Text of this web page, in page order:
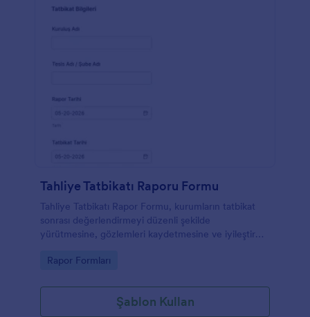
Tahliye Tatbikatı Raporu Formu
Tahliye Tatbikatı Rapor Formu, kurumların tatbikat
sonrası değerlendirmeyi düzenli şekilde
yürütmesine, gözlemleri kaydetmesine ve iyileştirme
Go to Category:
Rapor Formları
Şablon Kullan